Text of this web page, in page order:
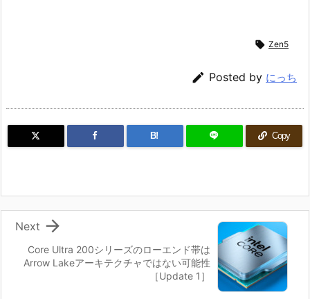
 Zen5
 Posted by にっち
B! Copy
Core Ultra 200シリーズのローエンド帯は
Arrow Lakeアーキテクチャではない可能性
［Update 1］

Next